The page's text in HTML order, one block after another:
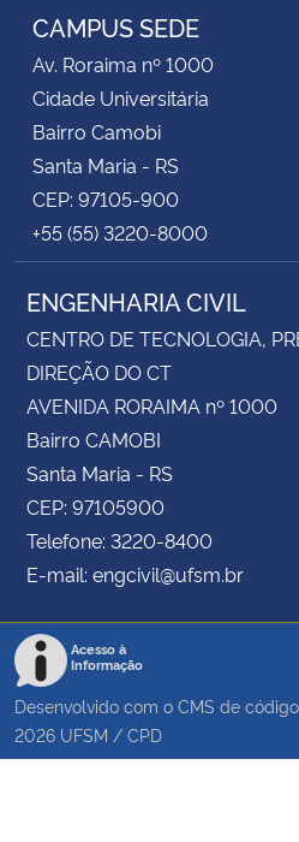
CAMPUS SEDE
Av. Roraima nº 1000
Cidade Universitária
Bairro Camobi
Santa Maria - RS
CEP: 97105-900
+55 (55) 3220-8000
ENGENHARIA CIVIL
CENTRO DE TECNOLOGIA,
DIREÇÃO DO CT
AVENIDA RORAIMA nº 1000
Bairro CAMOBI
Santa Maria - RS
CEP: 97105900
Telefone: 3220-8400
E-mail: engcivil@ufsm.br
Acesso à
Informação
Desenvolvido com o CMS de
2026 UFSM / CPD